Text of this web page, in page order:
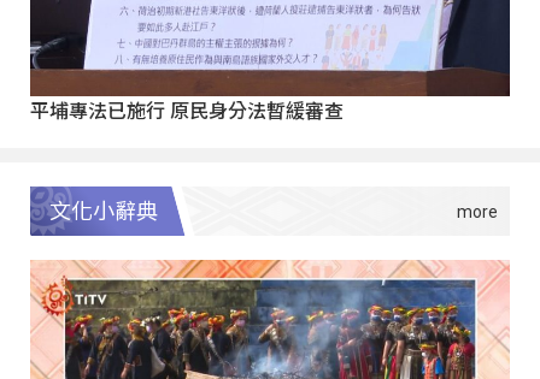
平埔專法已施行 原民身分法暫緩審查
文化小辭典